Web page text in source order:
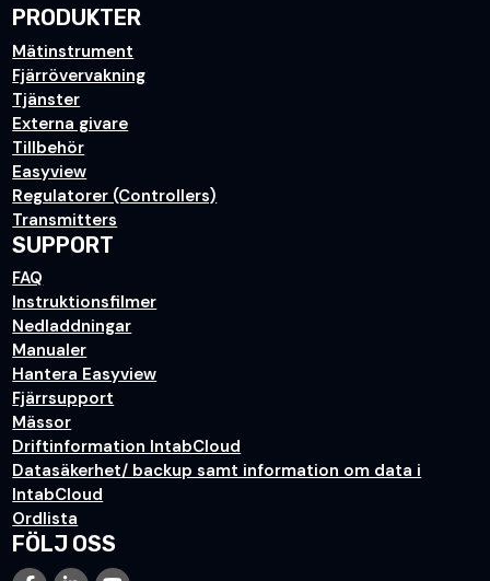
PRODUKTER
Mätinstrument
Fjärrövervakning
Tjänster
Externa givare
Tillbehör
Easyview
Regulatorer (Controllers)
Transmitters
SUPPORT
FAQ
Instruktionsfilmer
Nedladdningar
Manualer
Hantera Easyview
Fjärrsupport
Mässor
Driftinformation IntabCloud
Datasäkerhet/ backup samt information om data i
IntabCloud
Ordlista
FÖLJ OSS